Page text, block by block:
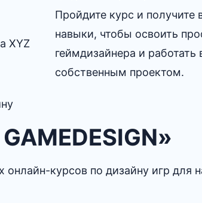
XYZ
Пройдите курс и получите
навыки, чтобы освоить
геймдизайнера и работать
собственным проектом.